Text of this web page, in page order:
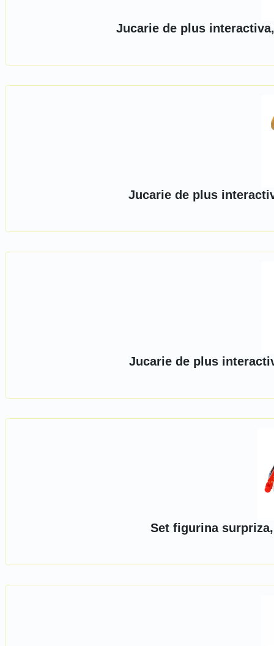
Jucarie de plus
Jucarie de plus
Jucarie de plus
Set figurina